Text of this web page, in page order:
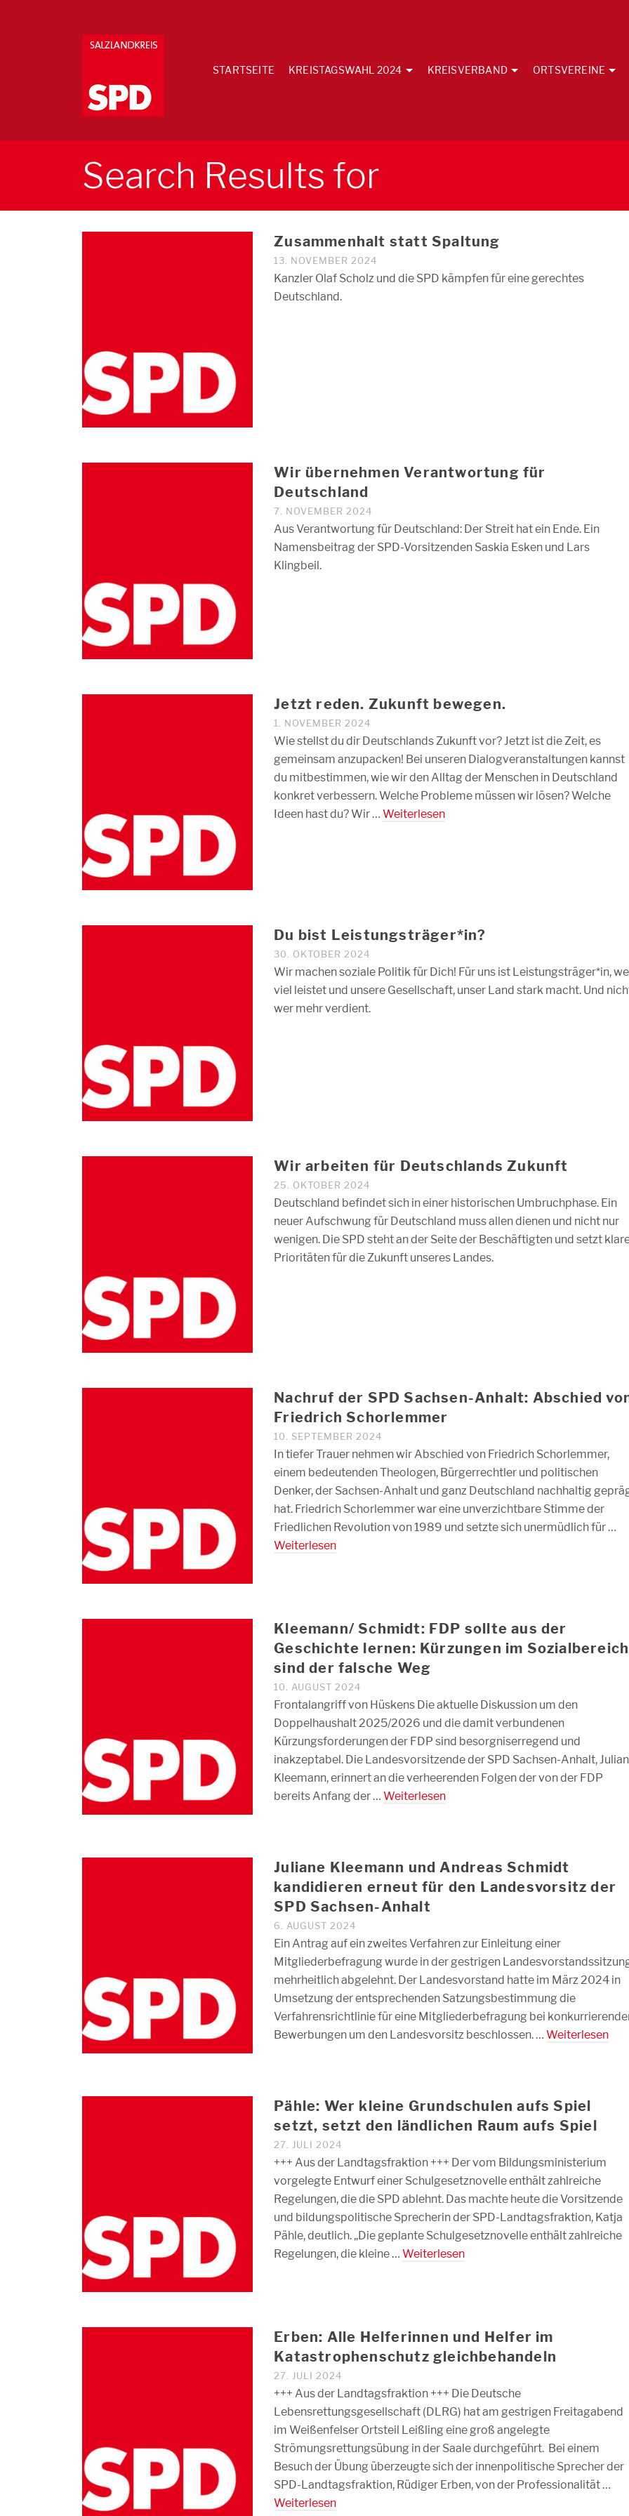
STARTSEITE KREISTAGSWAHL 2024 KREISVERBAND ORTSVEREINE
Search Results for
Zusammenhalt statt Spaltung
13. NOVEMBER 2024
Kanzler Olaf Scholz und die SPD kämpfen für eine gerechtes
Deutschland.
Wir übernehmen Verantwortung für
Deutschland
7. NOVEMBER 2024
Aus Verantwortung für Deutschland: Der Streit hat ein Ende. Ein
Namensbeitrag der SPD-Vorsitzenden Saskia Esken und Lars
Klingbeil.
Jetzt reden. Zukunft bewegen.
1. NOVEMBER 2024
Wie stellst du dir Deutschlands Zukunft vor? Jetzt ist die Zeit, es
gemeinsam anzupacken! Bei unseren Dialogveranstaltungen kannst
du mitbestimmen, wie wir den Alltag der Menschen in Deutschland
konkret verbessern. Welche Probleme müssen wir lösen? Welche
Ideen hast du? Wir …Weiterlesen
Du bist Leistungsträger*in?
30. OKTOBER 2024
Wir machen soziale Politik für Dich! Für uns ist Leistungsträger*in,
viel leistet und unsere Gesellschaft, unser Land stark macht. Und
wer mehr verdient.
Wir arbeiten für Deutschlands Zukunft
25. OKTOBER 2024
Deutschland befindet sich in einer historischen Umbruchphase. Ein
neuer Aufschwung für Deutschland muss allen dienen und nicht nur
wenigen. Die SPD steht an der Seite der Beschäftigten und setzt
Prioritäten für die Zukunft unseres Landes.
Nachruf der SPD Sachsen-Anhalt: Abschied
Friedrich Schorlemmer
10. SEPTEMBER 2024
In tiefer Trauer nehmen wir Abschied von Friedrich Schorlemmer,
einem bedeutenden Theologen, Bürgerrechtler und politischen
Denker, der Sachsen-Anhalt und ganz Deutschland nachhaltig
hat. Friedrich Schorlemmer war eine unverzichtbare Stimme der
Friedlichen Revolution von 1989 und setzte sich unermüdlich für …
Weiterlesen
Kleemann/ Schmidt: FDP sollte aus der
Geschichte lernen: Kürzungen im Sozialbereich
sind der falsche Weg
10. AUGUST 2024
Frontalangriff von Hüskens Die aktuelle Diskussion um den
Doppelhaushalt 2025/2026 und die damit verbundenen
Kürzungsforderungen der FDP sind besorgniserregend und
inakzeptabel. Die Landesvorsitzende der SPD Sachsen-Anhalt,
Kleemann, erinnert an die verheerenden Folgen der von der FDP
bereits Anfang der …Weiterlesen
Juliane Kleemann und Andreas Schmidt
kandidieren erneut für den Landesvorsitz der
SPD Sachsen-Anhalt
6. AUGUST 2024
Ein Antrag auf ein zweites Verfahren zur Einleitung einer
Mitgliederbefragung wurde in der gestrigen
mehrheitlich abgelehnt. Der Landesvorstand hatte im März 2024 in
Umsetzung der entsprechenden Satzungsbestimmung die
Verfahrensrichtlinie für eine Mitgliederbefragung bei
Bewerbungen um den Landesvorsitz beschlossen. …Weiterlesen
Pähle: Wer kleine Grundschulen aufs Spiel
setzt, setzt den ländlichen Raum aufs Spiel
27. JULI 2024
+++ Aus der Landtagsfraktion +++ Der vom Bildungsministerium
vorgelegte Entwurf einer Schulgesetznovelle enthält zahlreiche
Regelungen, die die SPD ablehnt. Das machte heute die Vorsitzende
und bildungspolitische Sprecherin der SPD-Landtagsfraktion, Katja
Pähle, deutlich. „Die geplante Schulgesetznovelle enthält zahlreiche
Regelungen, die kleine …Weiterlesen
Erben: Alle Helferinnen und Helfer im
Katastrophenschutz gleichbehandeln
27. JULI 2024
+++ Aus der Landtagsfraktion +++ Die Deutsche
Lebensrettungsgesellschaft (DLRG) hat am gestrigen Freitagabend
im Weißenfelser Ortsteil Leißling eine groß angelegte
Strömungsrettungsübung in der Saale durchgeführt. Bei einem
Besuch der Übung überzeugte sich der innenpolitische Sprecher der
SPD-Landtagsfraktion, Rüdiger Erben, von der Professionalität …
Weiterlesen